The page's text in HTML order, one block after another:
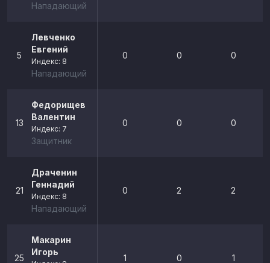
Нападающий
5
Левченко
Евгений
Индекс: 8
Нападающий
0 0 0
13
Федорищев
Валентин
Индекс: 7
Защитник
0 0 0
21
Драченин
Геннадий
Индекс: 8
Нападающий
0 2 2
25
Макарин
Игорь
1 0 1